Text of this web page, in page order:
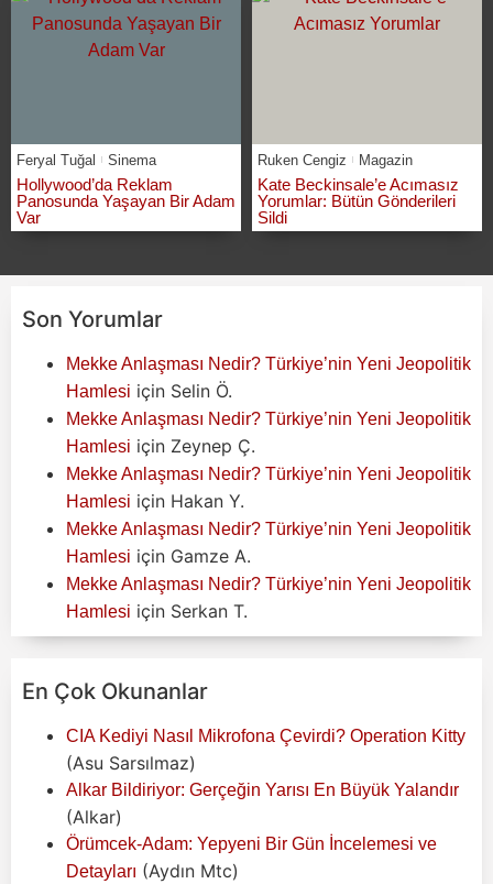
Feryal Tuğal Sinema
Hollywood’da Reklam
Panosunda Yaşayan Bir Adam
Var
Ruken Cengiz Magazin
Kate Beckinsale’e Acımasız
Yorumlar: Bütün Gönderileri
Sildi
Son Yorumlar
Mekke Anlaşması Nedir? Türkiye’nin Yeni Jeopolitik
Hamlesi için Selin Ö.
Mekke Anlaşması Nedir? Türkiye’nin Yeni Jeopolitik
Hamlesi için Zeynep Ç.
Mekke Anlaşması Nedir? Türkiye’nin Yeni Jeopolitik
Hamlesi için Hakan Y.
Mekke Anlaşması Nedir? Türkiye’nin Yeni Jeopolitik
Hamlesi için Gamze A.
Mekke Anlaşması Nedir? Türkiye’nin Yeni Jeopolitik
Hamlesi için Serkan T.
En Çok Okunanlar
CIA Kediyi Nasıl Mikrofona Çevirdi? Operation Kitty
(Asu Sarsılmaz)
Alkar Bildiriyor: Gerçeğin Yarısı En Büyük Yalandır
(Alkar)
Örümcek-Adam: Yepyeni Bir Gün İncelemesi ve
Detayları (Aydın Mtc)